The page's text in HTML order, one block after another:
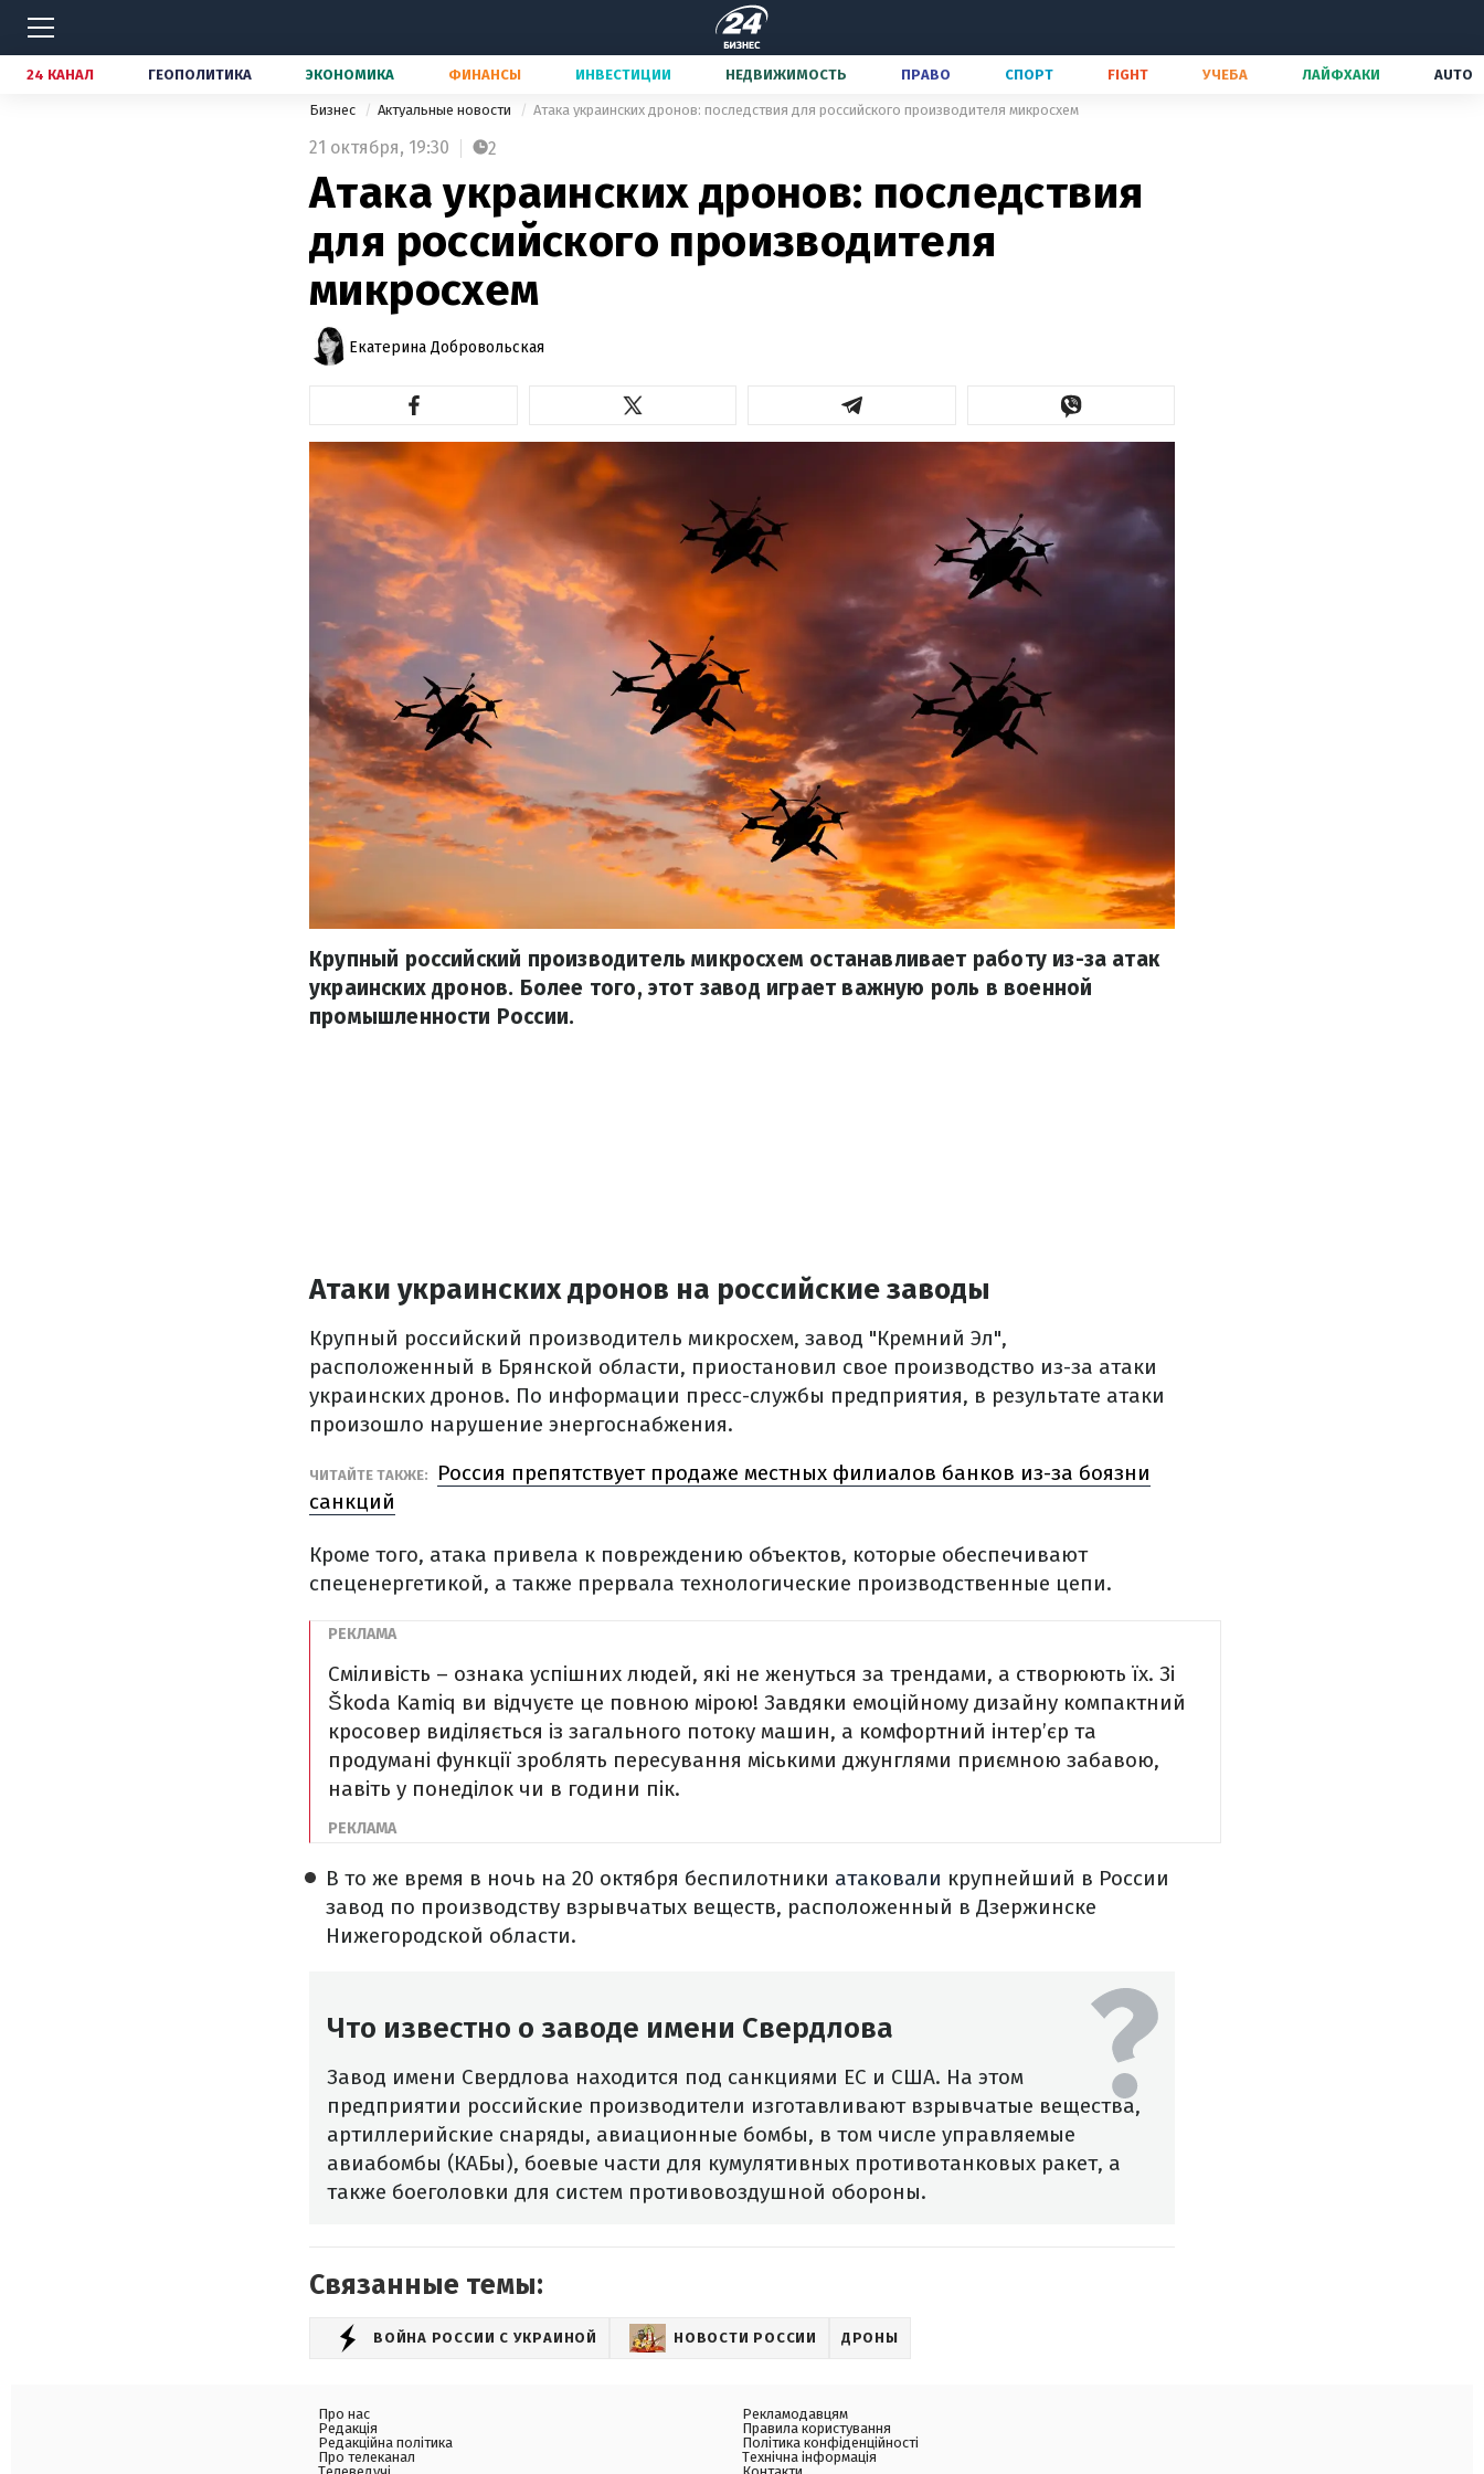
24 КАНАЛ ГЕОПОЛИТИКА ЭКОНОМИКА ФИНАНСЫ ИНВЕСТИЦИИ НЕДВИЖИМОСТЬ ПРАВО СПОРТ FIGHT УЧЕБА ЛАЙФХАКИ AUTO
Бизнес Актуальные новости Атака украинских дронов: последствия для российского производителя микросхем
21 октября, 19:30 2
Атака украинских дронов: последствия
для российского производителя
микросхем
Екатерина Добровольская
Крупный российский производитель микросхем останавливает работу из-за атак
украинских дронов. Более того, этот завод играет важную роль в военной
промышленности России.
Атаки украинских дронов на российские заводы
Крупный российский производитель микросхем, завод "Кремний Эл",
расположенный в Брянской области, приостановил свое производство из-за атаки
украинских дронов. По информации пресс-службы предприятия, в результате атаки
произошло нарушение энергоснабжения.
ЧИТАЙТЕ ТАКЖЕ:
Россия препятствует продаже местных филиалов банков из-за боязни
санкций
Кроме того, атака привела к повреждению объектов, которые обеспечивают
спеценергетикой, а также прервала технологические производственные цепи.
Сміливість – ознака успішних людей, які не женуться за трендами, а створюють їх. Зі
Škoda Kamiq ви відчуєте це повною мірою! Завдяки емоційному дизайну компактний
кросовер виділяється із загального потоку машин, а комфортний інтер’єр та
продумані функції зроблять пересування міськими джунглями приємною забавою,
навіть у понеділок чи в години пік.
В то же время в ночь на 20 октября беспилотники атаковали крупнейший в России
завод по производству взрывчатых веществ, расположенный в Дзержинске
Нижегородской области.
Что известно о заводе имени Свердлова
Завод имени Свердлова находится под санкциями ЕС и США. На этом
предприятии российские производители изготавливают взрывчатые вещества,
артиллерийские снаряды, авиационные бомбы, в том числе управляемые
авиабомбы (КАБы), боевые части для кумулятивных противотанковых ракет, а
также боеголовки для систем противовоздушной обороны.
Связанные темы:
ВОЙНА РОССИИ С УКРАИНОЙ НОВОСТИ РОССИИ ДРОНЫ
Про нас
Редакція
Редакційна політика
Про телеканал
Рекламодавцям
Правила користування
Політика конфіденційності
Технічна інформація